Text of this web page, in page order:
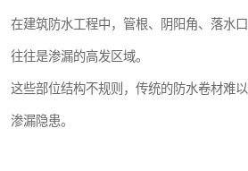
在建筑防水工程中，管根、阴阳角、落水
往往是渗漏的高发区域。
这些部位结构不规则，传统的防水卷材难
渗漏隐患。